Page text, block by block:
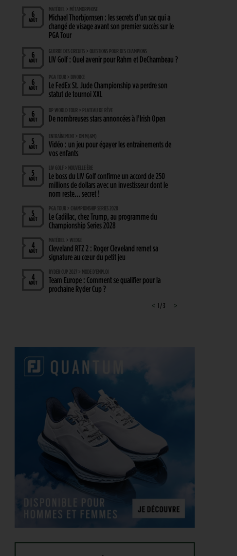
6
AOÛT
MATÉRIEL > MÉTAMORPHOSE
Michael Thorbjornsen : les secrets d’un sac qui a
changé de visage avant son premier succès sur le
PGA Tour
6
AOÛT
GUERRE DES CIRCUITS > QUESTIONS POUR DES CHAMPIONS
LIV Golf : Quel avenir pour Rahm et DeChambeau ?
6
AOÛT
PGA TOUR > DIVORCE
Le FedEx St. Jude Championship va perdre son
statut de tournoi XXL
6
AOÛT
DP WORLD TOUR > PLATEAU DE RÊVE
De nombreuses stars annoncées à l’Irish Open
5
AOÛT
ENTRAÎNEMENT > ON M(&M)
Vidéo : un jeu pour égayer les entraînements de
vos enfants
5
AOÛT
LIV GOLF > NOUVELLE ÈRE
Le boss du LIV Golf confirme un accord de 250
millions de dollars avec un investisseur dont le
nom reste… secret !
5
AOÛT
PGA TOUR > CHAMPIONSHIP SERIES 2028
Le Cadillac, chez Trump, au programme du
Championship Series 2028
4
AOÛT
MATÉRIEL > WEDGE
Cleveland RTZ 2 : Roger Cleveland remet sa
signature au cœur du petit jeu
4
AOÛT
RYDER CUP 2027 > MODE D'EMPLOI
Team Europe : Comment se qualifier pour la
prochaine Ryder Cup ?
L’Évian Resort Golf Club Academy célèbre 20 ans
AOÛT Fin de saison du PGA Tour : Mode d’emploi
4
AOÛT
SAVOIR VIVRE > LA COMPLAINTE DU GOLFEUR
Etiquette : ne cherchez pas d’excuse, tout le monde
Solheim Cup 2026 : ces cinq joueuses qui restent à
quai malgré leur candidature
SOLHEIM CUP 2026 > QUALIFIÉES !
Angel Yin et Jennifer Kupcho rejoignent Nelly
Korda dans la liste des qualifiées pour la Solheim
Cup 2026
PGA TOUR > PÉPITE
Qui est Tommy Morrison, la nouvelle pépite qui
s’apprête à débarquer sur le PGA Tour ?
4
WYNDHAM CHAMPIONSHIP > FEDEXCUP
FedExCup : Bradley, Day, Koepka, Finau… Pavon
et Saddier jouent gros au Wyndham Championship
< >
1 / 3